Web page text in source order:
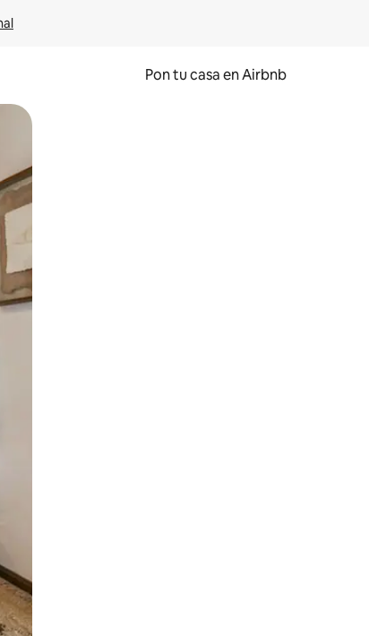
Pon tu casa en Airbnb
el dedo.